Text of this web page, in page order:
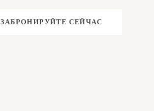
ЗАБРОНИРУЙТЕ СЕЙЧАС